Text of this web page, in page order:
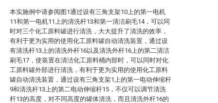
本实施例中请参阅图1通过设有三角支架10上的第一电机
11和第一电机11上的清洗杆13和第一清洁刷毛14，可以同
时对三个化工原料罐进行清洗，大大提升了清洗的效率，
有利于更为实用的使用化工原料罐自动清洗装置，通过设
有清洗杆13上的清洗外杆16以及清洗外杆16上的第二清洁
刷毛17，使装置在清洁化工原料桶内部时，可以同时对化
工原料罐外部进行清洗，有利于更为实用的使用化工原料
罐自动清洗装置，通过设有三角支架1上的第一电动伸缩杆
9和清洗杆13上的第二电动伸缩杆15，不仅可以调节清洗
杆13的高度，对不同高度的罐体清洗，而且清洗外杆16的